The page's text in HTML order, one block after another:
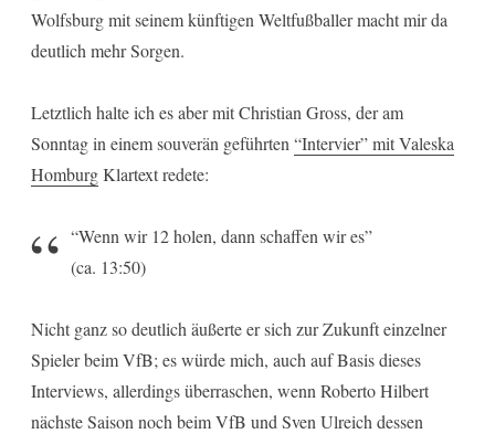
Wolfsburg mit seinem künftigen Weltfußballer macht mir da
deutlich mehr Sorgen.
Letztlich halte ich es aber mit Christian Gross, der am
Sonntag in einem souverän geführten “Intervier” mit Valeska
HomburgKlartext redete:
“Wenn wir 12 holen, dann schaffen wir es”
(ca. 13:50)
Nicht ganz so deutlich äußerte er sich zur Zukunft einzelner
Spieler beim VfB; es würde mich, auch auf Basis dieses
Interviews, allerdings überraschen, wenn Roberto Hilbert
nächste Saison noch beim VfB und Sven Ulreich dessen